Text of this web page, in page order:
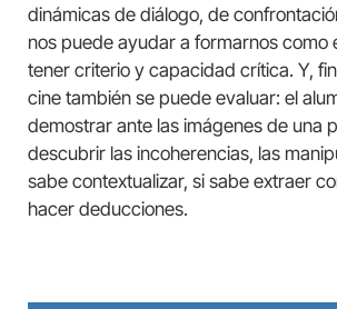
dinámicas de diálogo, de
nos puede ayudar a formarnos como
tener criterio y capacidad crítica. Y,
cine también se puede evaluar: el
demostrar ante las imágenes de una
descubrir las incoherencias, las
sabe contextualizar, si sabe extraer
hacer deducciones.